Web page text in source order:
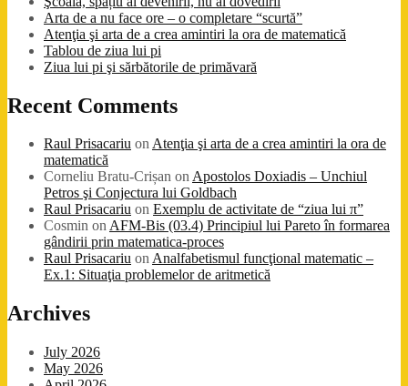
Arta de a nu face ore – o completare “scurtă”
Atenţia şi arta de a crea amintiri la ora de matematică
Tablou de ziua lui pi
Ziua lui pi şi sărbătorile de primăvară
Recent Comments
Raul Prisacariu onAtenţia şi arta de a crea amintiri la ora de
matematică
Corneliu Bratu-Crișan onApostolos Doxiadis – Unchiul
Petros şi Conjectura lui Goldbach
Raul Prisacariu on Exemplu de activitate de “ziua lui π”
Cosmin onAFM-Bis (03.4) Principiul lui Pareto în formarea
gândirii prin matematica-proces
Raul Prisacariu onAnalfabetismul funcţional matematic –
Ex.1: Situaţia problemelor de aritmetică
Archives
July 2026
May 2026